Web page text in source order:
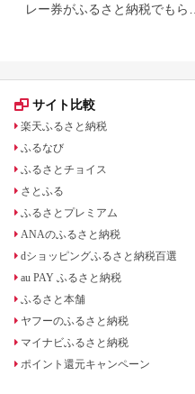
レー券がふるさと納税でもらえ
サイト比較
楽天ふるさと納税
ふるなび
ふるさとチョイス
さとふる
ふるさとプレミアム
ANAのふるさと納税
dショッピングふるさと納税百選
au PAY ふるさと納税
ふるさと本舗
ヤフーのふるさと納税
マイナビふるさと納税
ポイント還元キャンペーン